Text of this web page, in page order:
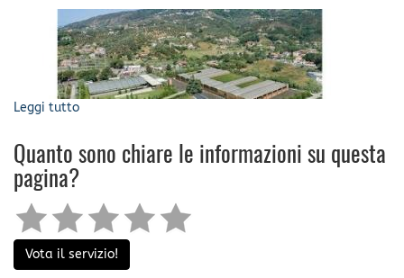
Leggi tutto
progetto
comprensoriale
della
Val
Petronio
Quanto sono chiare le informazioni su questa
pagina?
Vota il servizio!